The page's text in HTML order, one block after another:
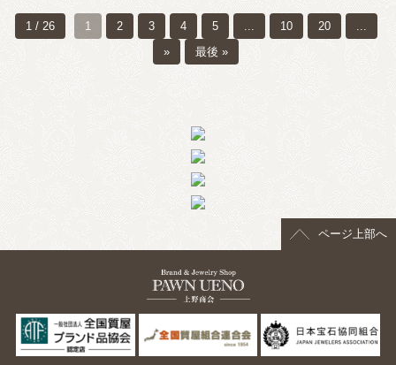
1 / 26 1 2 3 4 5 ... 10 20
...
»
最後 »
ページ上部へ